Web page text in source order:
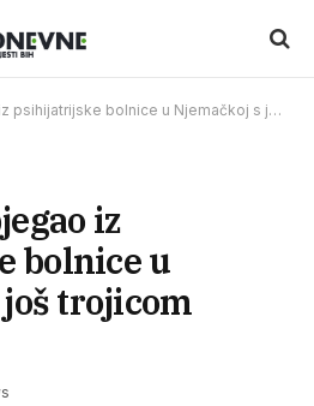
bolnice u Njemačkoj s još trojicom zatvorenika
iz
bolnice u
trojicom